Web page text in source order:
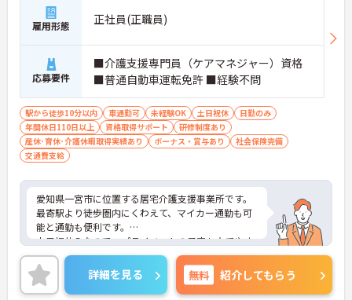
雇用形態 正社員(正職員)
応募要件
■介護支援専門員（ケアマネジャー）資格
■普通自動車運転免許 ■経験不問
駅から徒歩10分以内 車通勤可 未経験OK 土日祝休
日勤のみ
年間休日110日以上
資格取得サポート
研修制度あり
産休･育休･介護休暇取得実績あり
ボーナス・賞与あり
社会保険完備
交通費支給
愛知県一宮市に位置する居宅介護支援事業所です。
最寄駅より徒歩圏内にくわえて、マイカー通勤も可
能と通勤も便利です。
土日祝休みなので、プライベートの予定も立てやす
い環境です。
ご興味をお持ちの方はお気軽にお問い合わせくださ
い。
詳細を見る 無料 紹介してもらう